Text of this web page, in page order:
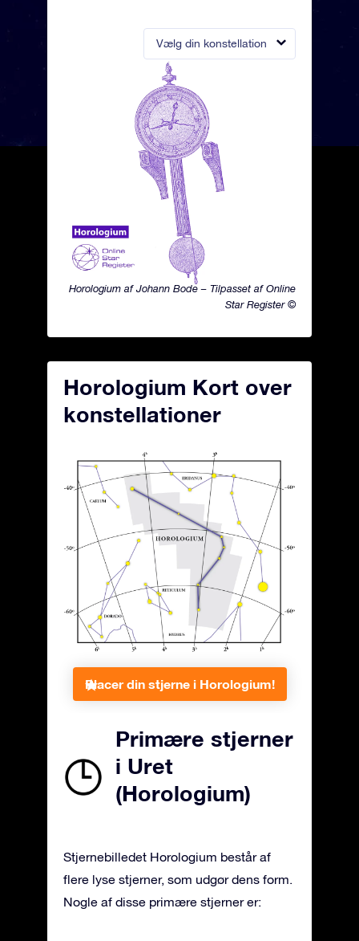
Vælg din konstellation
Horologium af Johann Bode – Tilpasset af Online
Star Register ©
Horologium Kort over
konstellationer
Placer din stjerne i Horologium!
Primære stjerner
i Uret
(Horologium)
Stjernebilledet Horologium består af
flere lyse stjerner, som udgør dens form.
Nogle af disse primære stjerner er: